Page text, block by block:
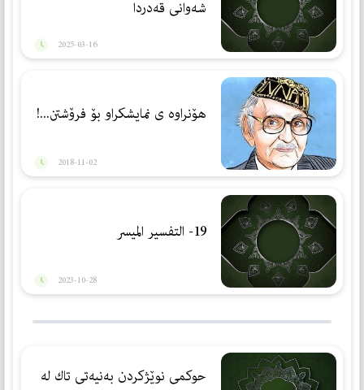
شەوانی قەدردا
2025-03-16
هۆنراوه‌ ی نمایشكراو بۆ فرۆشتن...!
2018-11-02
19- التفسیر المیسر
2023-10-28
حوكمی نوێژكردن بەنیەتی تاك لە